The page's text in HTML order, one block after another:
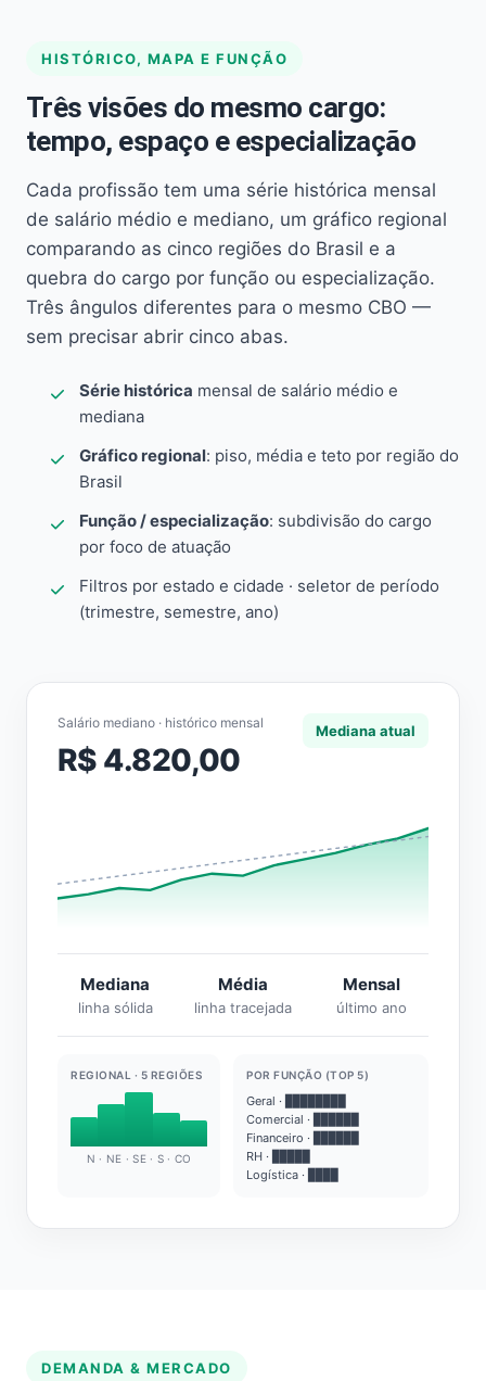
HISTÓRICO, MAPA E FUNÇÃO
Três visões do mesmo cargo:
tempo, espaço e especialização
Cada profissão tem uma série histórica mensal
de salário médio e mediano, um gráfico regional
comparando as cinco regiões do Brasil e a
quebra do cargo por função ou especialização.
Três ângulos diferentes para o mesmo CBO —
sem precisar abrir cinco abas.
Série histórica mensal de salário médio e
mediana
Gráfico regional: piso, média e teto por região do
Brasil
Função / especialização: subdivisão do cargo
por foco de atuação
Filtros por estado e cidade · seletor de período
(trimestre, semestre, ano)
Salário mediano · histórico mensal
R$ 4.820,00
Mediana atual
Mediana
linha sólida
Média
linha tracejada
Mensal
último ano
REGIONAL · 5 REGIÕES
N · NE · SE · S · CO
POR FUNÇÃO (TOP 5)
Geral · ████████
Comercial · ██████
Financeiro · ██████
RH · █████
Logística · ████
DEMANDA & MERCADO